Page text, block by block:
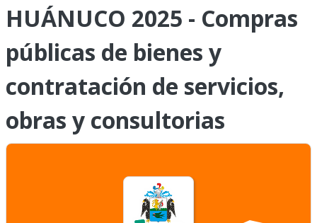
HUÁNUCO 2025 - Compras
públicas de bienes y
contratación de servicios,
obras y consultorias